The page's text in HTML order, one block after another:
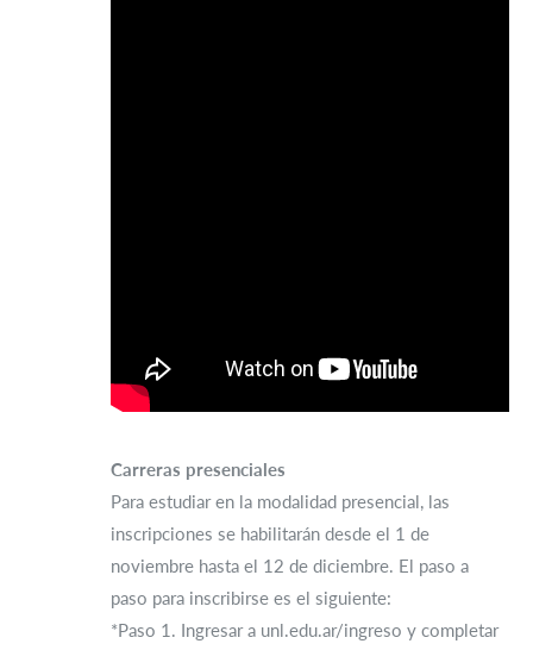
Carreras presenciales
Para estudiar en la modalidad presencial, las
inscripciones se habilitarán desde el 1 de
noviembre hasta el 12 de diciembre. El paso a
paso para inscribirse es el siguiente:
*Paso 1. Ingresar a unl.edu.ar/ingreso y completar